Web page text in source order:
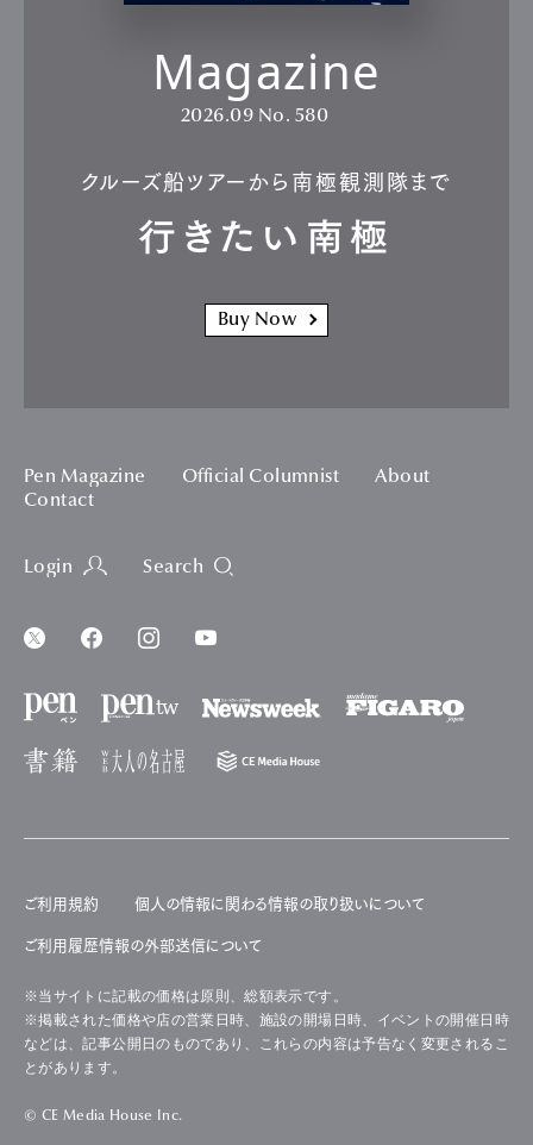
Magazine
2026.09 No. 580
クルーズ船ツアーから南極観測隊まで
行きたい南極
Buy Now
Pen Magazine Official Columnist
About
Contact
Login Search
ご利用規約 個人の情報に関わる情報の取り扱いについて
ご利用履歴情報の外部送信について
※当サイトに記載の価格は原則、総額表示です。
※掲載された価格や店の営業日時、施設の開場日時、イベントの開催日時
などは、記事公開日のものであり、これらの内容は予告なく変更されるこ
とがあります。
© CE Media House Inc.